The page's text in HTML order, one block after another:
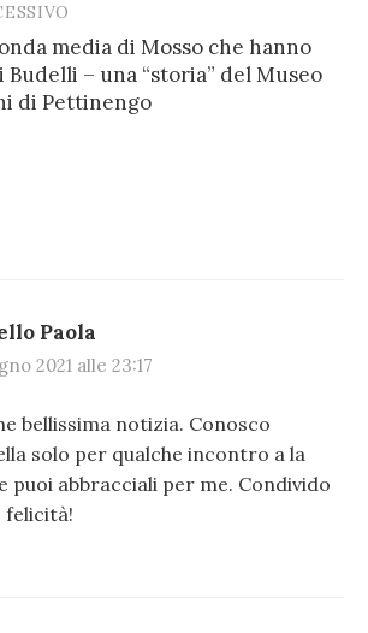
media di Mosso che hanno
Budelli – una “storia” del Museo
di Pettinengo
Paola
2021 alle 23:17
bellissima notizia. Conosco
solo per qualche incontro a la
puoi abbracciali per me. Condivido
felicità!